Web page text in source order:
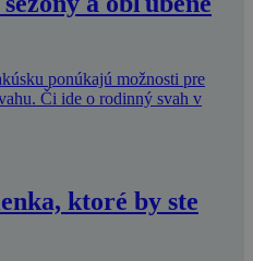
ponúkajú možnosti pre
Či ide o rodinný svah v
ktoré by ste